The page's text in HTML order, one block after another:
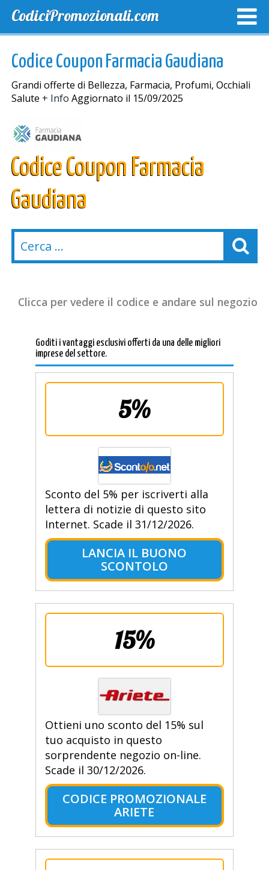
CodiciPromozionali.com
Codice Coupon Farmacia Gaudiana
Grandi offerte di Bellezza, Farmacia, Profumi, Occhiali
Salute + Info Aggiornato il 15/09/2025
Codice Coupon Farmacia
Gaudiana
Clicca per vedere il codice e andare sul negozio
Goditi i vantaggi esclusivi offerti da una delle migliori
imprese del settore.
5%
Sconto del 5% per iscriverti alla
lettera di notizie di questo sito
Internet. Scade il 31/12/2026.
LANCIA IL BUONO
SCONTOLO
15%
Ottieni uno sconto del 15% sul
tuo acquisto in questo
sorprendente negozio on-line.
Scade il 30/12/2026.
CODICE PROMOZIONALE
ARIETE